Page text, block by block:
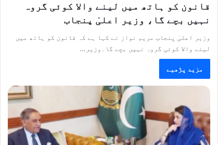
قانون کو ہاتھ میں لینے والا کوئی گروہ
نہیں بچے گا، وزیر اعلیٰ پنجاب
وزیر اعلیٰ پنجاب مریم نواز نے کہا ہے کہ قانون کو ہاتھ میں
لینے والا کوئی گروہ نہیں بچے گا۔وزیر…
مزید پڑھیے